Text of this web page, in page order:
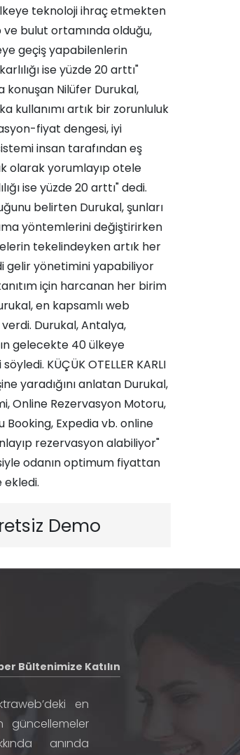
teknoloji ihraç etmekten
bulut ortamında olduğu,
geçiş yapabilenlerin
ise yüzde 20 arttı"
konuşan Nilüfer Durukal,
kullanımı artık bir zorunluluk
fiyat dengesi, iyi
insan tarafından eş
olarak yorumlayıp otele
ise yüzde 20 arttı" dedi.
belirten Durukal, şunları
yöntemlerini değiştirirken
tekelindeyken artık her
gelir yönetimini yapabiliyor
için harcanan her birim
en kapsamlı web
Durukal, Antalya,
gelecekte 40 ülkeye
KÜÇÜK OTELLER KARLI
yaradığını anlatan Durukal,
Online Rezervasyon Motoru,
Expedia vb. online
rezervasyon alabiliyor"
odanın optimum fiyattan
ekledi.
Demo
Bültenimize Katılın
en
güncellemeler
anında